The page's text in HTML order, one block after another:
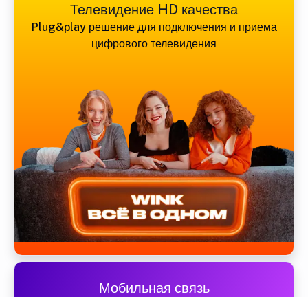
Телевидение HD качества
Plug&play решение для подключения и приема
цифрового телевидения
Мобильная связь